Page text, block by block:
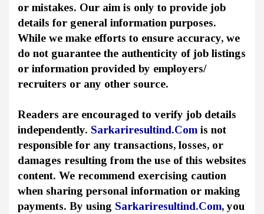
or mistakes. Our aim is only to provide job
details for general information purposes.
While we make efforts to ensure accuracy, we
do not guarantee the authenticity of job listings
or information provided by employers/
recruiters or any other source.
Readers are encouraged to verify job details
independently. Sarkariresultind.Com is not
responsible for any transactions, losses, or
damages resulting from the use of this websites
content. We recommend exercising caution
when sharing personal information or making
payments. By using Sarkariresultind.Com, you